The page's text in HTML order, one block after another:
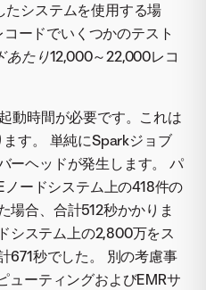
たシステムを使用する場
ードでいくつかのテスト
あたり12,000～22,000レコ
動時間が必要です。これは
す。 単純にSparkジョブ
ーヘッドが発生します。 パ
ードシステム上の418件の
場合、合計512秒かかりま
システム上の2,800万をス
671秒でした。 別の考慮事
ューティングおよびEMRサ